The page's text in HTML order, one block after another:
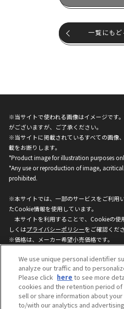
一覧にもど
※当サイトで使われる画像はイメージです
がございますが、ご了承ください。
※当サイトに掲載されているすべての画像
載をお断りします。
*Product image for illustration purposes
*Any use or reproduction of image,
prohibited.
※本サイトでは、一部のサービスをご利用
たCookie情報を使用しています。
本サイトを利用することで、Cookieの使
しくはプライバシーポリシーをご確認くださ
※価格は、メーカー希望小売価格です。
ざいますのでご了承ください。
privacypolicy
We use unique personal identifier
analyze our traffic and to
Please click here to see more
cookies and the retention period of
sell or share information about
to/with our analytics and